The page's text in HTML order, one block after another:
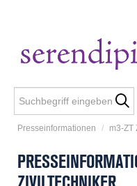
Presseinformationen
Lebensmittelgewerbe
holzius
Presseinformationen / m3-ZT